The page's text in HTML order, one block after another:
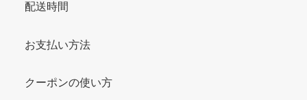
配送時間
お支払い方法
クーポンの使い方